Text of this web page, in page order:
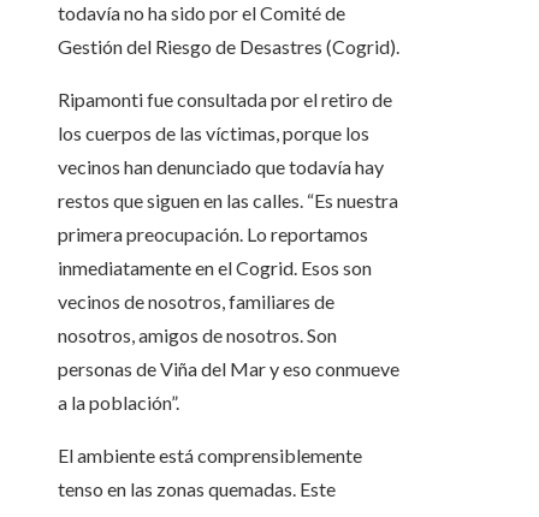
todavía no ha sido por el Comité de
Gestión del Riesgo de Desastres (Cogrid).
Ripamonti fue consultada por el retiro de
los cuerpos de las víctimas, porque los
vecinos han denunciado que todavía hay
restos que siguen en las calles. “Es nuestra
primera preocupación. Lo reportamos
inmediatamente en el Cogrid. Esos son
vecinos de nosotros, familiares de
nosotros, amigos de nosotros. Son
personas de Viña del Mar y eso conmueve
a la población”.
El ambiente está comprensiblemente
tenso en las zonas quemadas. Este